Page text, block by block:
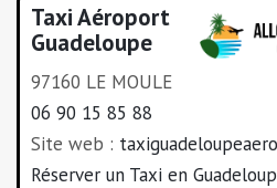
Taxi Aéroport
Guadeloupe
97160 LE MOULE
06 90 15 85 88
Site web :
Réserver un Taxi en